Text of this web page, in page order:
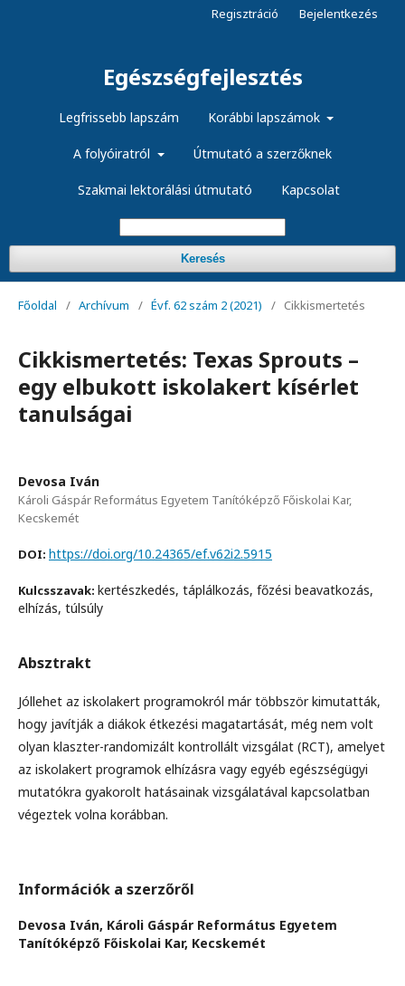
Egészségfejlesztés
Legfrissebb lapszám Korábbi lapszámok
A folyóiratról Útmutató a szerzőknek
Szakmai lektorálási útmutató Kapcsolat
Keresés
Regisztráció Bejelentkezés
Főoldal / Archívum / Évf. 62 szám 2 (2021) / Cikkismertetés
Cikkismertetés: Texas Sprouts –
egy elbukott iskolakert kísérlet
tanulságai
Devosa Iván
Károli Gáspár Református Egyetem Tanítóképző Főiskolai Kar,
Kecskemét
DOI: https://doi.org/10.24365/ef.v62i2.5915
Kulcsszavak: kertészkedés, táplálkozás, főzési beavatkozás,
elhízás, túlsúly
Absztrakt
Jóllehet az iskolakert programokról már többször kimutatták,
hogy javítják a diákok étkezési magatartását, még nem volt
olyan klaszter-randomizált kontrollált vizsgálat (RCT), amelyet
az iskolakert programok elhízásra vagy egyéb egészségügyi
mutatókra gyakorolt hatásainak vizsgálatával kapcsolatban
végeztek volna korábban.
Információk a szerzőről
Devosa Iván, Károli Gáspár Református Egyetem
Tanítóképző Főiskolai Kar, Kecskemét